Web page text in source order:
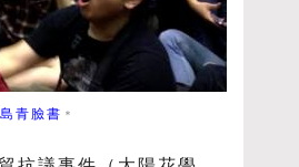
青臉書 ＊